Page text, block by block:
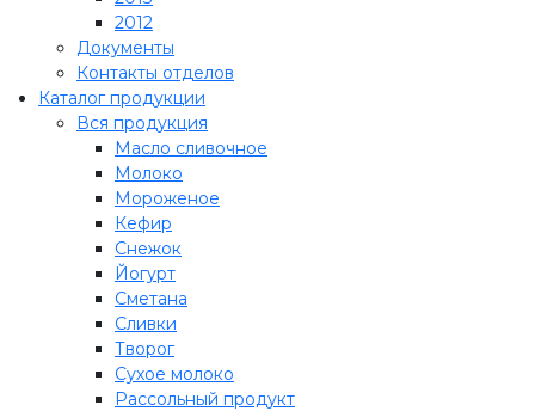
2012
Документы
Контакты отделов
Каталог продукции
Вся продукция
Масло сливочное
Молоко
Мороженое
Кефир
Снежок
Йогурт
Сметана
Сливки
Творог
Сухое молоко
Рассольный продукт